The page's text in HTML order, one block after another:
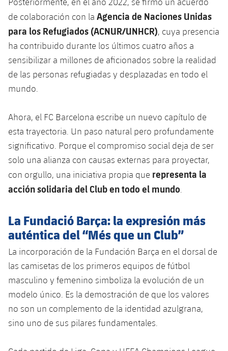
de colaboración con la Agencia de Naciones Unidas
para los Refugiados (ACNUR/UNHCR), cuya presencia
ha contribuido durante los últimos cuatro años a
sensibilizar a millones de aficionados sobre la realidad
de las personas refugiadas y desplazadas en todo el
mundo.
Ahora, el FC Barcelona escribe un nuevo capítulo de
esta trayectoria. Un paso natural pero profundamente
significativo. Porque el compromiso social deja de ser
solo una alianza con causas externas para proyectar,
con orgullo, una iniciativa propia que representa la
acción solidaria del Club en todo el mundo
La Fundació Barça: la expresión más
auténtica del “Més que un Club”
La incorporación de la Fundación Barça en el dorsal de
las camisetas de los primeros equipos de fútbol
masculino y femenino simboliza la evolución de un
modelo único. Es la demostración de que los valores
no son un complemento de la identidad azulgrana,
sino uno de sus pilares fundamentales.